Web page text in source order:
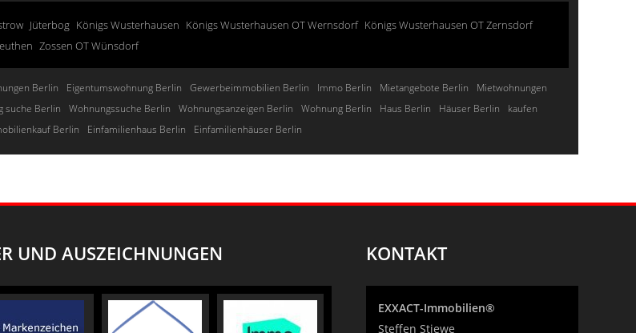
Jüterbog Königs Wusterhausen Königs Wusterhausen OT Wernsdorf Königs Wusterhausen OT Zernsdorf
Zossen OT Wünsdorf
Berlin Eigentumswohnung Berlin Gewerbeimmobilien Berlin Immo Berlin Mietangebote Berlin
Mietwohnungen
suche Berlin Wohnungssuche Berlin Wohnungsanzeigen Berlin Wohnung Berlin Haus Berlin Häuser Berlin
kaufen
Berlin Einfamilienhaus Berlin Einfamilienhäuser Berlin
UND AUSZEICHNUNGEN KONTAKT
EXXACT-Immobilien®
Steffen Stiewe